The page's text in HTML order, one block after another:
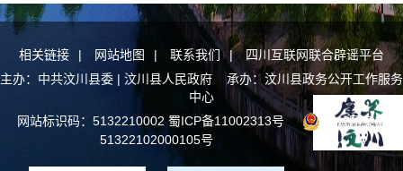
相关链接 | 网站地图 | 联系我们 |
四川互联网联合辟谣平台
主办：中共汶川县委 | 汶川县人民政府 承办：汶川县政务公开工作服务
中心
网站标识码：5132210002 蜀ICP备11002313号
川公网安备
51322102000105号